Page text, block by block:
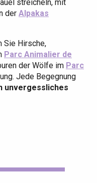
streicheln, mit
der Alpakas
Sie Hirsche,
Parc Animalier de
der Wölfe im Parc
Jede Begegnung
unvergessliches